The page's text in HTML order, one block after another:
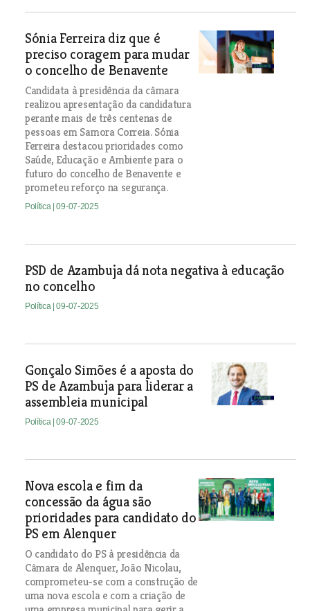
Sónia Ferreira diz que é
preciso coragem para mudar
o concelho de Benavente
Candidata à presidência da câmara
realizou apresentação da candidatura
perante mais de três centenas de
pessoas em Samora Correia. Sónia
Ferreira destacou prioridades como
Saúde, Educação e Ambiente para o
futuro do concelho de Benavente e
prometeu reforço na segurança.
Política | 09-07-2025
PSD de Azambuja dá nota negativa à educação
no concelho
Política | 09-07-2025
Gonçalo Simões é a aposta do
PS de Azambuja para liderar a
assembleia municipal
Política | 09-07-2025
Nova escola e fim da
concessão da água são
prioridades para candidato do
PS em Alenquer
O candidato do PS à presidência da
Câmara de Alenquer, João Nicolau,
comprometeu-se com a construção de
uma nova escola e com a criação de